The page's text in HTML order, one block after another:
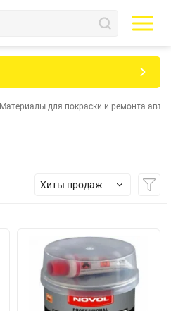
Материалы для покраски и ремонта авто
Хиты продаж